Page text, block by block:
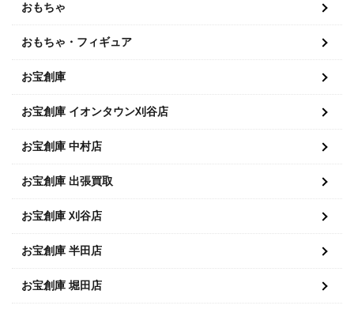
おもちゃ
おもちゃ・フィギュア
お宝創庫
お宝創庫 イオンタウン刈谷店
お宝創庫 中村店
お宝創庫 出張買取
お宝創庫 刈谷店
お宝創庫 半田店
お宝創庫 堀田店